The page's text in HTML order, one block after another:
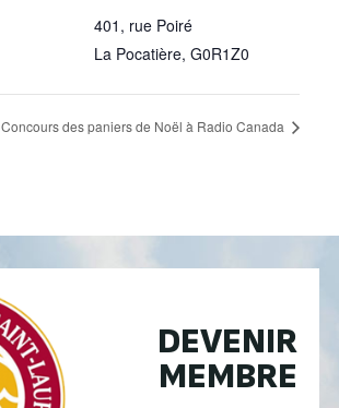
401, rue Poiré
La Pocatière, G0R1Z0
Concours des paniers de Noël à Radio Canada
DEVENIR
MEMBRE